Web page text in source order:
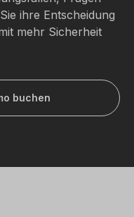
ihre Entscheidung
mehr Sicherheit
buchen